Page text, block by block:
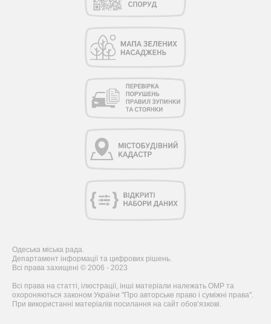
Одеська міська рада.
Департамент інформації та цифрових рішень.
Всі права захищені © 2006 - 2023
Всі права на статті, ілюстрації, інші матеріали належать ОМР та
охороняються законом України "Про авторське право і суміжні права".
При використанні матеріалів посилання на сайт обов’язкові.